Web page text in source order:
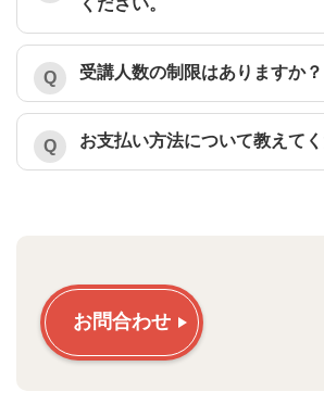
ください。
受講人数の制限はありますか？
お支払い方法について教えてく
お問合わせ